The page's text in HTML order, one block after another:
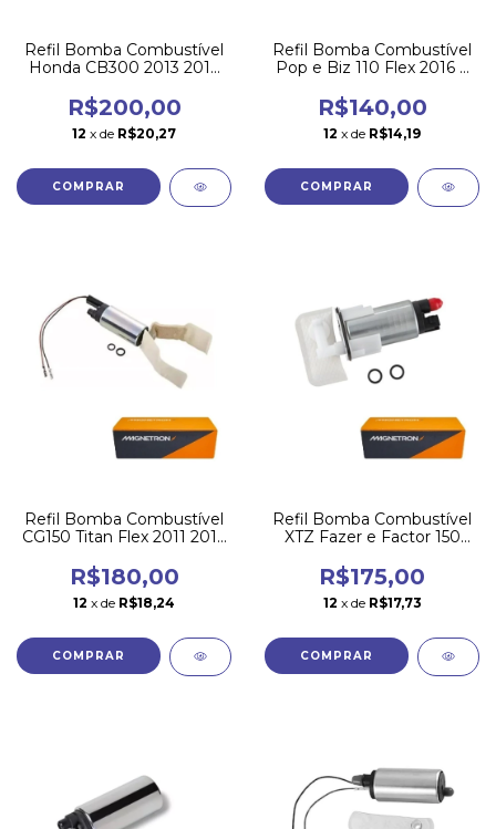
Refil Bomba Combustível
Honda CB300 2013 2014
R$200,00
12 x de R$20,27
Refil Bomba Combustível
Pop e Biz 110 Flex 2016 a
R$140,00
12 x de R$14,19
Refil Bomba Combustível
CG150 Titan Flex 2011 2012
R$180,00
12 x de R$18,24
Refil Bomba Combustível
XTZ Fazer e Factor 150
R$175,00
12 x de R$17,73